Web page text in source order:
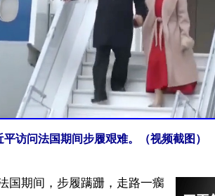
平访问法国期间步履艰难。（视频截图）
国期间，步履蹒跚，走路一瘸